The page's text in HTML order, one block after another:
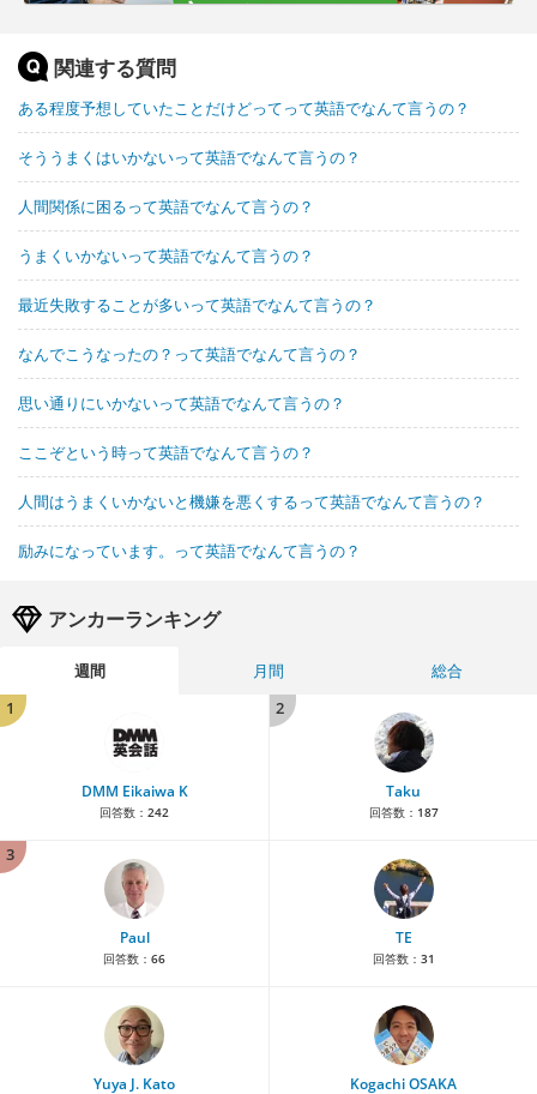
関連する質問
ある程度予想していたことだけどってって英語でなんて言うの？
そううまくはいかないって英語でなんて言うの？
人間関係に困るって英語でなんて言うの？
うまくいかないって英語でなんて言うの？
最近失敗することが多いって英語でなんて言うの？
なんでこうなったの？って英語でなんて言うの？
思い通りにいかないって英語でなんて言うの？
ここぞという時って英語でなんて言うの？
人間はうまくいかないと機嫌を悪くするって英語でなんて言うの？
励みになっています。って英語でなんて言うの？
アンカーランキング
週間 月間
総合
1
DMM Eikaiwa K
回答数： 242
2
Taku
回答数： 187
3
Paul
回答数： 66
TE
回答数： 31
Yuya J. Kato Kogachi OSAKA